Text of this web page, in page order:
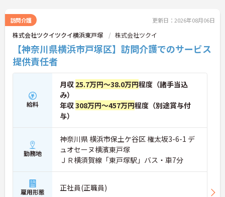
訪問介護 更新日：2026年08月06日
株式会社ツクイツクイ横浜東戸塚 株式会社ツクイ
【神奈川県横浜市戸塚区】訪問介護でのサービス
提供責任者
給料
月収 25.7万円～38.0万円程度（諸手当込
み）
年収308万円～457万円程度（別途賞与付
与）
勤務地
神奈川県 横浜市保土ケ谷区 権太坂3-6-1 デ
ュオセーヌ横濱東戸塚
ＪＲ横須賀線「東戸塚駅」バス・車7分
雇用形態 正社員(正職員)